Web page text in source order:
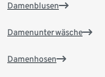
Damenblusen
Damenunterwäsche
Damenhosen